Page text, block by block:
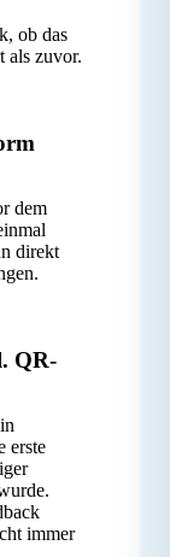
ob das
als zuvor.
dem
direkt
QR-
erste
immer